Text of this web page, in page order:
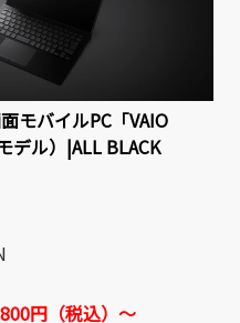
モバイルPC「VAIO
デル）|ALL BLACK
円（税込）～